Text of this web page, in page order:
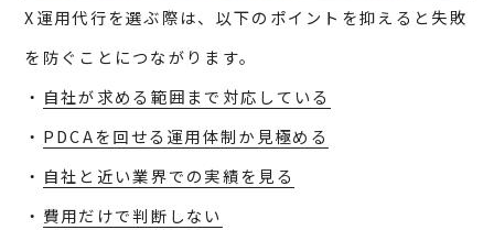
X運用代行を選ぶ際は、以下のポイントを抑えると失敗
を防ぐことにつながります。
・ 自社が求める範囲まで対応している
・ PDCAを回せる運用体制か見極める
・ 自社と近い業界での実績を見る
・ 費用だけで判断しない